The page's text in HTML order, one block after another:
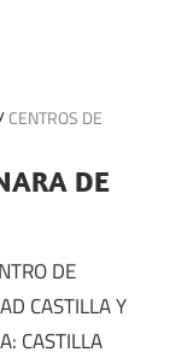
CENTROS DE
DE
DE
CASTILLA Y
CASTILLA